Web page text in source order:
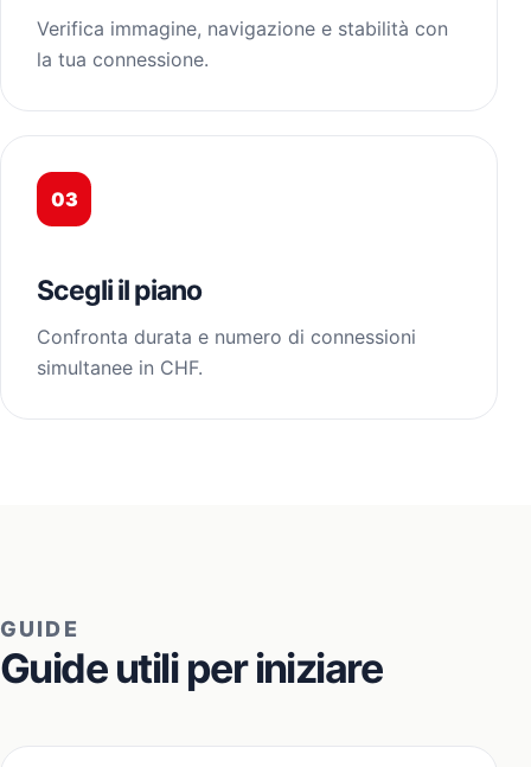
Verifica immagine, navigazione e stabilità con
la tua connessione.
03
Scegli il piano
Confronta durata e numero di connessioni
simultanee in CHF.
GUIDE
Guide utili per iniziare